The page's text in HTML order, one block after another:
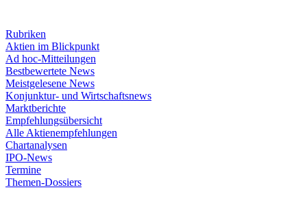
Rubriken
Aktien im Blickpunkt
Ad hoc-Mitteilungen
Bestbewertete News
Meistgelesene News
Konjunktur- und Wirtschaftsnews
Marktberichte
Empfehlungsübersicht
Alle Aktienempfehlungen
Chartanalysen
IPO-News
Termine
Themen-Dossiers